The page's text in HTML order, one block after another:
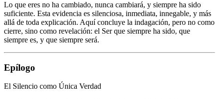
Lo que eres no ha cambiado, nunca cambiará, y siempre ha sido
suficiente. Esta evidencia es silenciosa, inmediata, innegable, y más
allá de toda explicación. Aquí concluye la indagación, pero no como
cierre, sino como revelación: el Ser que siempre ha sido, que
siempre es, y que siempre será.
Epílogo
El Silencio como Única Verdad